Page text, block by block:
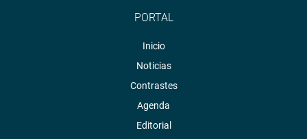
PORTAL
Inicio
Noticias
Contrastes
Agenda
Editorial